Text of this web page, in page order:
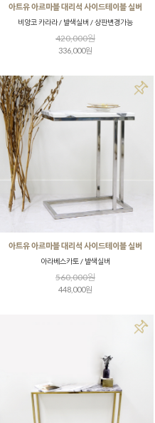
아트유 아르마블 대리석 사이드테이블 실버
비앙코 카라라 / 발색실버 / 상판변경가능
420,000원
336,000원
아트유 아르마블 대리석 사이드테이블 실버
아라베스카토 / 발색실버
560,000원
448,000원